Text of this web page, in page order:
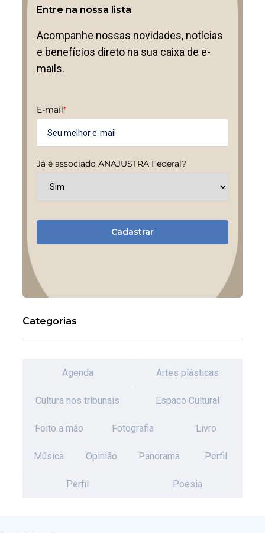
Entre na nossa lista
Acompanhe nossas novidades, notícias
e benefícios direto na sua caixa de e-
mails.
E-mail*
Já é associado ANAJUSTRA Federal?
Cadastrar
Categorias
Agenda Artes plásticas
Cultura nos tribunais Espaco Cultural
Feito a mão Fotografia Livro
Música Opinião Panorama Perfil
Perfil Poesia